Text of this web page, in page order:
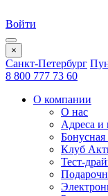
Войти
×
Санкт-Петербург
8 800 777 73 60
О компании
О нас
Адреса и
Бонусная
Клуб
Тест-